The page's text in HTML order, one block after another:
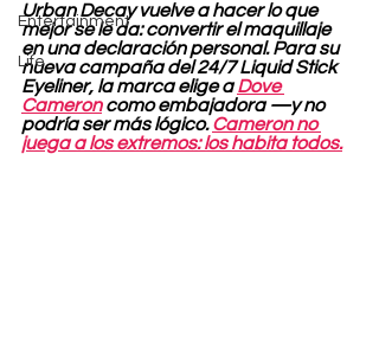
Entertainment
Life
Urban Decay vuelve a hacer lo que
mejor se le da: convertir el maquillaje
en una declaración personal. Para su
nueva campaña del 24/7 Liquid Stick
Eyeliner, la marca elige a Dove
Cameron como embajadora —y no
podría ser más lógico. Cameron no
juega a los extremos: los habita todos.